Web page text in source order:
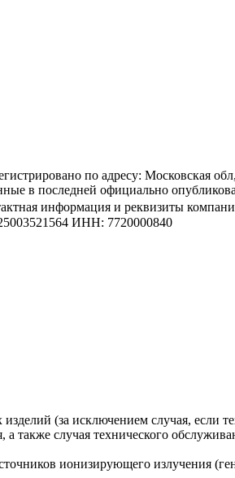
по адресу: Московская обл,
последней официально
информация и реквизиты
ИНН: 7720000840
(за исключением случая, если
также случая технического
ионизирующего излучения